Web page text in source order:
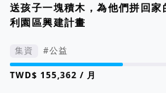
送孩子一塊積木，為他們拼回
利園區興建計畫
集資 #公益
集資進度 38%
/ 月